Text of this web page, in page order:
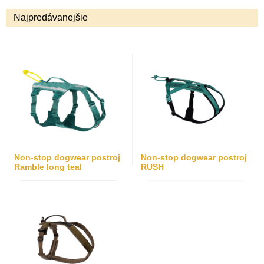
Najpredávanejšie
Non-stop dogwear postroj
Ramble long teal
Non-stop dogwear postroj
RUSH